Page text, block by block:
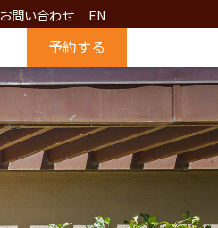
お問い合わせ EN
予約する